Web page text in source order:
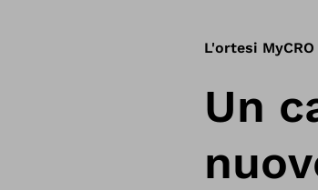
L'ortesi MyCRO
Un